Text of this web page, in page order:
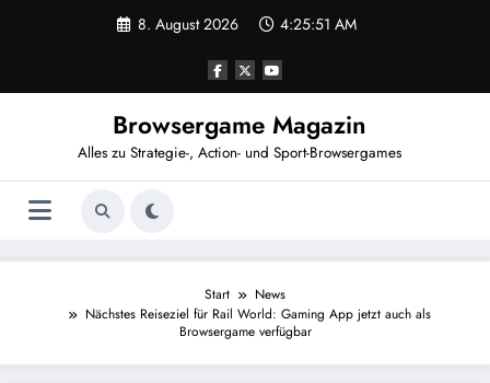
8. August 2026 4:25:51 AM
Browsergame Magazin
Alles zu Strategie-, Action- und Sport-Browsergames
Start
News
Nächstes Reiseziel für Rail World: Gaming App jetzt auch als
Browsergame verfügbar